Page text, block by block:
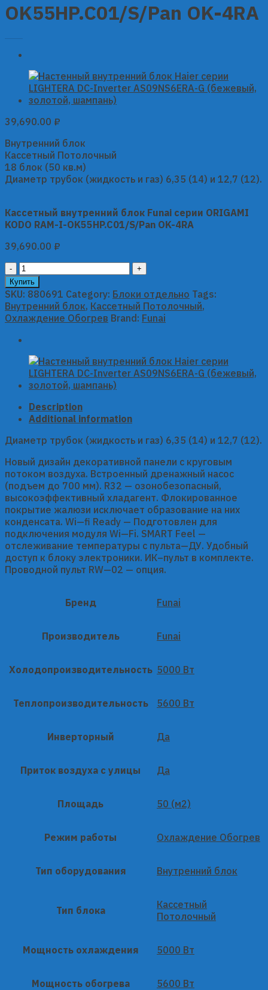
OK55HP.C01/S/Pan OK-4RA
39,690.00 ₽
Внутренний блок
Кассетный Потолочный
18 блок (50 кв.м)
Диаметр трубок (жидкость и газ) 6,35 (14) и 12,7 (12).
Кассетный внутренний блок Funai серии ORIGAMI
KODO RAM-I-OK55HP.C01/S/Pan OK-4RA
39,690.00 ₽
Кассетный
внутренний
блок
Funai
серии
ORIGAMI
KODO
OK55HP.C01/S/Pan
OK-
quantity
Купить
SKU: 880691 Category: Блоки отдельно Tags:
Внутренний блок, Кассетный Потолочный,
Охлаждение Обогрев Brand: Funai
Description
Additional information
Диаметр трубок (жидкость и газ) 6,35 (14) и 12,7 (12).
Новый дизайн декоративной панели с круговым
потоком воздуха. Встроенный дренажный насос
(подъем до 700 мм). R32 — озонобезопасный,
высокоэффективный хладагент. Флокированное
покрытие жалюзи исключает образование на них
конденсата. Wi—fi Ready — Подготовлен для
подключения модуля Wi—Fi. SMART Feel —
отслеживание температуры с пульта—ДУ. Удобный
доступ к блоку электроники. ИК–пульт в комплекте.
Проводной пульт RW—02 — опция.
Бренд Funai
Производитель Funai
Холодопроизводительность 5000 Вт
Теплопроизводительность 5600 Вт
Инверторный Да
Приток воздуха с улицы Да
Площадь 50 (м2)
Режим работы Охлаждение Обогрев
Тип оборудования Внутренний блок
Тип блока
Кассетный
Потолочный
Мощность охлаждения 5000 Вт
Мощность обогрева 5600 Вт